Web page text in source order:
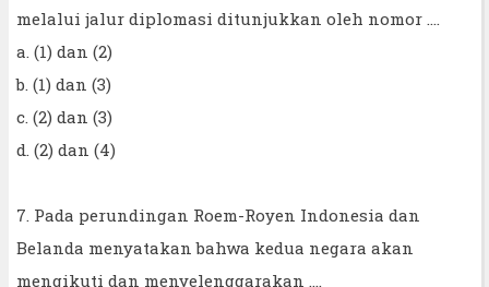
melalui jalur diplomasi ditunjukkan oleh nomor ....
a. (1) dan (2)
b. (1) dan (3)
c. (2) dan (3)
d. (2) dan (4)
7. Pada perundingan Roem-Royen Indonesia dan
Belanda menyatakan bahwa kedua negara akan
mengikuti dan menyelenggarakan ....